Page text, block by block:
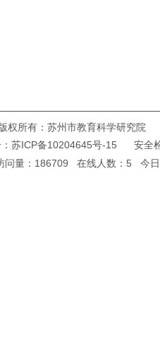
权所有：苏州市教育科学研究院
苏ICP备10204645号-15 安全
问量：186709 在线人数：5 今